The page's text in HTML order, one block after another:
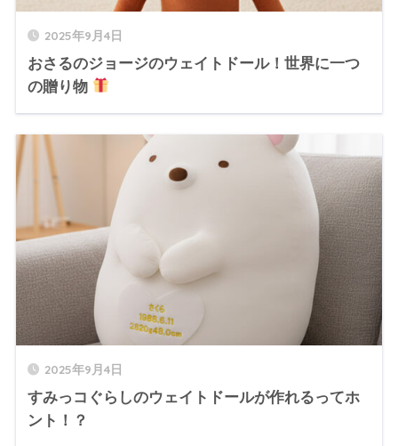
2025年9月4日
おさるのジョージのウェイトドール！世界に一つ
の贈り物
2025年9月4日
すみっコぐらしのウェイトドールが作れるってホ
ント！？